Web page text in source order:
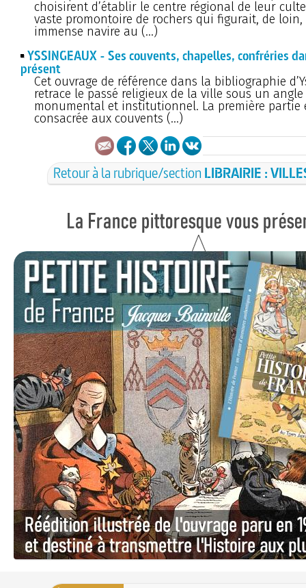
choisirent d’établir le centre régional de leur
vaste promontoire de rochers qui figurait, de
immense navire au (…)
YSSINGEAUX - Ses couvents, chapelles, confréries
présent
Cet ouvrage de référence dans la bibliographie
retrace le passé religieux de la ville sous un angle
monumental et institutionnel. La première partie
consacrée aux couvents (…)
Retour à la rubrique/section LIBRAIRIE :